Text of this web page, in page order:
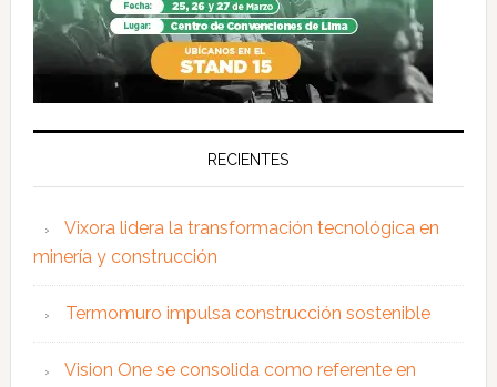
RECIENTES
Vixora lidera la transformación tecnológica en
minería y construcción
Termomuro impulsa construcción sostenible
Vision One se consolida como referente en